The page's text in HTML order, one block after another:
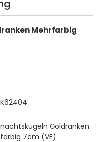
Mehrfarbig
Goldranken
7cm (VE)